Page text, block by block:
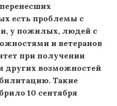
есть проблемы с
у пожилых, людей с
и ветеранов
при получении
других возможностей
Такие
10 сентября